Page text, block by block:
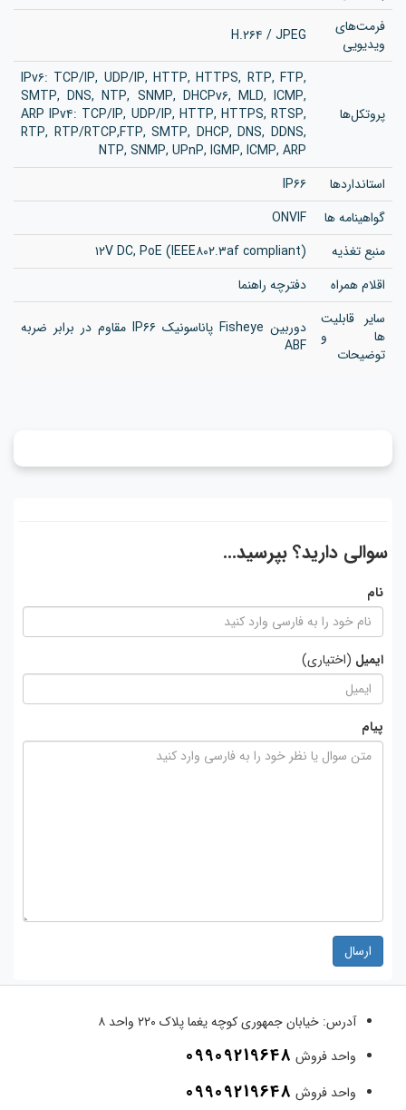
فرمت‌های
ویدیویی
H.۲۶۴ / JPEG
پروتکل‌ها
IPv۶: TCP/IP, UDP/IP, HTTP, HTTPS, RTP, FTP,
SMTP, DNS, NTP, SNMP, DHCPv۶, MLD, ICMP,
ARP IPv۴: TCP/IP, UDP/IP, HTTP, HTTPS, RTSP,
RTP, RTP/RTCP,FTP, SMTP, DHCP, DNS, DDNS,
NTP, SNMP, UPnP, IGMP, ICMP, ARP
استانداردها
IP۶۶
گواهینامه‌ ها
ONVIF
منبع تغذیه
۱۲V DC, PoE (IEEE۸۰۲.۳af compliant)
اقلام همراه
دفترچه راهنما
سایر قابلیت
ها و
توضیحات
دوربین Fisheye پاناسونیک IP۶۶ مقاوم در برابر ضربه
ABF
سوالی دارید؟ بپرسید...
نام
ایمیل (اختیاری)
پیام
ارسال
آدرس: خیابان جمهوری کوچه یغما پلاک ۲۲۰ واحد ۸
واحد فروش 09909219648
واحد فروش 09909219648